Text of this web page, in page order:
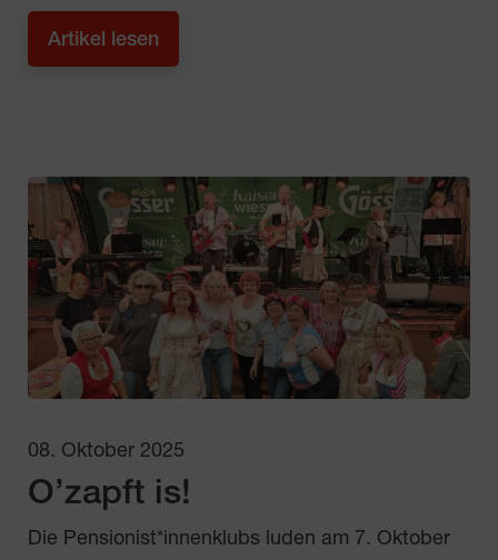
Artikel lesen
08. Oktober 2025
O’zapft is!
Die Pensionist*innenklubs luden am 7. Oktober